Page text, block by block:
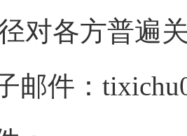
对各方普遍
邮件：